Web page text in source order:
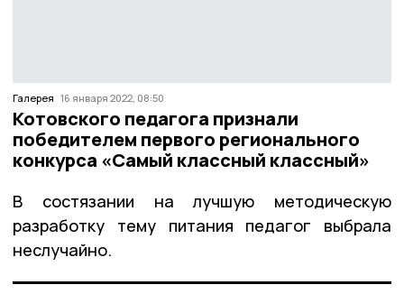
Галерея 16 января 2022, 08:50
Котовского педагога признали
победителем первого регионального
конкурса «Самый классный классный»
В состязании на лучшую методическую
разработку тему питания педагог выбрала
неслучайно.